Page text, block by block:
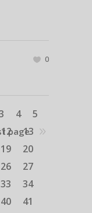
0
4
5
12
13
19
20
26
27
33
34
40
41
page